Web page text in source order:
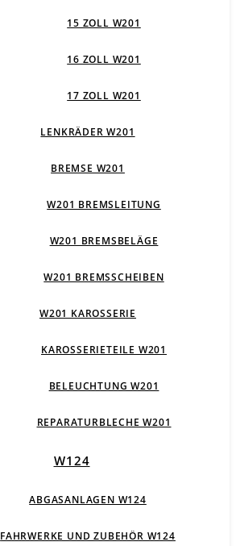
15 ZOLL W201
16 ZOLL W201
17 ZOLL W201
LENKRÄDER W201
BREMSE W201
W201 BREMSLEITUNG
W201 BREMSBELÄGE
W201 BREMSSCHEIBEN
W201 KAROSSERIE
KAROSSERIETEILE W201
BELEUCHTUNG W201
REPARATURBLECHE W201
W124
ABGASANLAGEN W124
FAHRWERKE UND ZUBEHÖR W124